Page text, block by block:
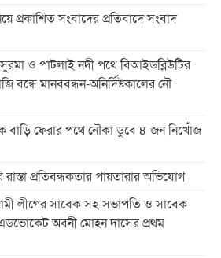
প্রকাশিত সংবাদের প্রতিবাদে সংবাদ
ও পাটলাই নদী পথে বিআইডব্লিউটির
বন্ধে মানববন্ধন-অনির্দিষ্টকালের নৌ
বাড়ি ফেরার পথে নৌকা ডুবে ৪ জন নিখোঁজ
প্রতিবন্ধকতার পায়তারার অভিযোগ
লীগের সাবেক সহ-সভাপতি ও সাবেক
অবনী মোহন দাসের প্রথম